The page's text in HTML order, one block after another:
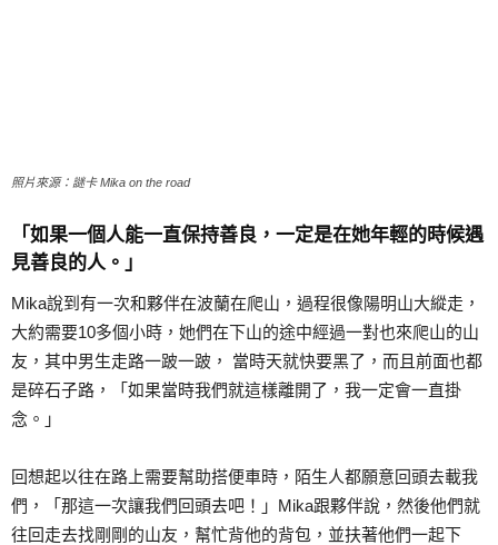
照片來源：謎卡 Mika on the road
「如果一個人能一直保持善良，一定是在她年輕的時候遇
見善良的人。」
Mika說到有一次和夥伴在波蘭在爬山，過程很像陽明山大縱走，
大約需要10多個小時，她們在下山的途中經過一對也來爬山的山
友，其中男生走路一跛一跛， 當時天就快要黑了，而且前面也都
是碎石子路，「如果當時我們就這樣離開了，我一定會一直掛
念。」
回想起以往在路上需要幫助搭便車時，陌生人都願意回頭去載我
們，「那這一次讓我們回頭去吧！」Mika跟夥伴說，然後他們就
往回走去找剛剛的山友，幫忙背他的背包，並扶著他們一起下